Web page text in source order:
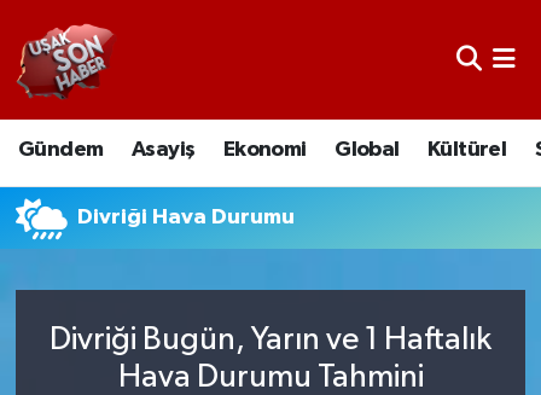
Gündem Asayiş Ekonomi Global Kültürel
Divriği Hava Durumu
Divriği Bugün, Yarın ve 1 Haftalık
Hava Durumu Tahmini
Uşak Nöbetçi Eczaneler
Uşak Hava Durumu
Uşak Namaz Vakitleri
Süper Lig Puan Durumu ve Fikstür